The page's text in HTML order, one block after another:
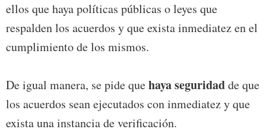
ellos que haya políticas públicas o leyes que
respalden los acuerdos y que exista inmediatez en el
cumplimiento de los mismos.
De igual manera, se pide quehaya seguridadde que
los acuerdos sean ejecutados con inmediatez y que
exista una instancia de verificación.